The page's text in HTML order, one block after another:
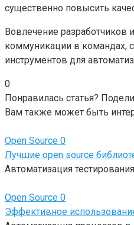
существенно повысить
Вовлечение разработчиков
коммуникации в командах,
инструментов для
0
Понравилась статья?
Вам также может быть
Open Source 0
Лучшие open source
Автоматизация
Open Source 0
Эффективное